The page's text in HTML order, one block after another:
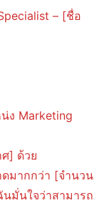
– [ชื่อ
ง Marketing
] ด้วย
มากกว่า [จำนวน
มั่นใจว่าสามารถ